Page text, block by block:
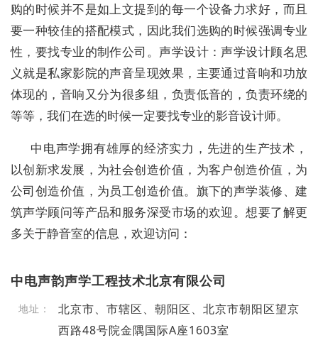
购的时候并不是如上文提到的每一个设备力求好，而且
要一种较佳的搭配模式，因此我们选购的时候强调专业
性，要找专业的制作公司。声学设计：声学设计顾名思
义就是私家影院的声音呈现效果，主要通过音响和功放
体现的，音响又分为很多组，负责低音的，负责环绕的
等等，我们在选的时候一定要找专业的影音设计师。
中电声学拥有雄厚的经济实力，先进的生产技术，
以创新求发展，为社会创造价值，为客户创造价值，为
公司创造价值，为员工创造价值。旗下的声学装修、建
筑声学顾问等产品和服务深受市场的欢迎。想要了解更
多关于静音室的信息，欢迎访问：
中电声韵声学工程技术北京有限公司
地址：
北京市、市辖区、朝阳区、北京市朝阳区望京
西路48号院金隅国际A座1603室